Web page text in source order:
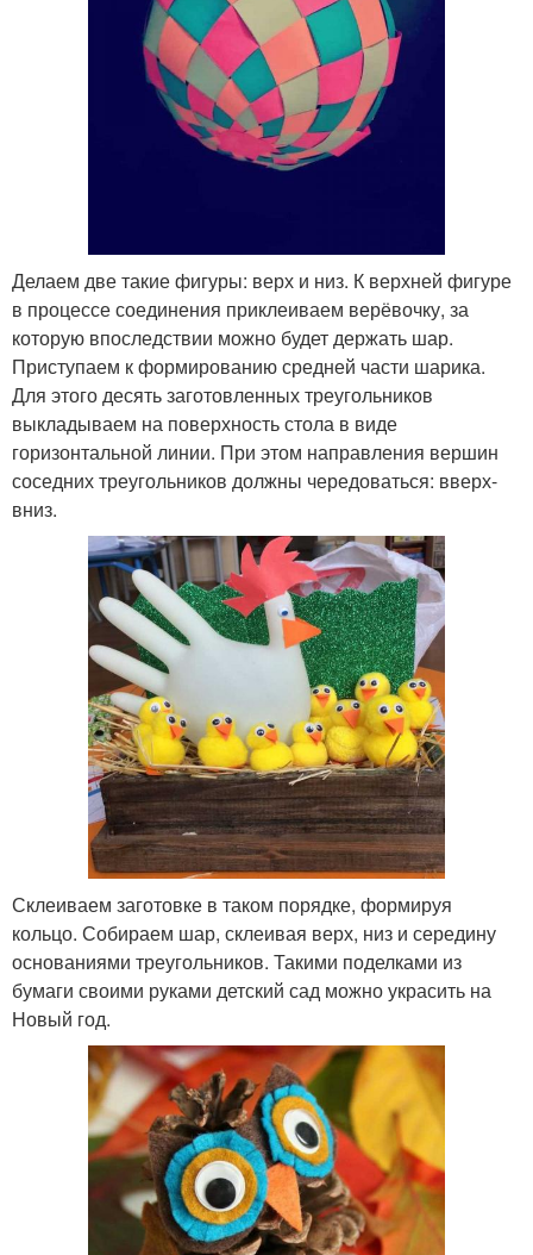
Делаем две такие фигуры: верх и низ. К верхней фигуре
в процессе соединения приклеиваем верёвочку, за
которую впоследствии можно будет держать шар.
Приступаем к формированию средней части шарика.
Для этого десять заготовленных треугольников
выкладываем на поверхность стола в виде
горизонтальной линии. При этом направления вершин
соседних треугольников должны чередоваться: вверх-
вниз.
Склеиваем заготовке в таком порядке, формируя
кольцо. Собираем шар, склеивая верх, низ и середину
основаниями треугольников. Такими поделками из
бумаги своими руками детский сад можно украсить на
Новый год.